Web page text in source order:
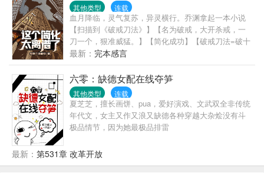
其他类型 连载
血月降临，灵气复苏，异灵横行。乔渊拿起一本小说
【扫描到《破戒刀法》】【名为破戒，大开杀戒，一
刀一个，狠准威猛。】【简化成功】【破戒刀法=破十
戒（佛门）】何为十戒？不杀生，不偷盗，不淫.邪，
不妄语，不饮酒，不涂饰香油，不听视歌舞，不坐高
广大床，不食非时食，不蓄金银财宝。破十戒……
嗯……违背这些戒律？……乔渊买了几根花炮，点燃
后对准了蚂蚁窝。嘭～一道道爆炸声传来。【破戒刀
法熟练度+1】【破戒刀法熟练度+1】【破戒刀法熟练
度+1】“……”“原来，这就是破戒刀法的修炼方式！”“我
想我会了！”
最新： 完本感言
六零：缺德女配在线夺笋
其他类型 连载
夏芝芝，擅长画饼、pua，爱好演戏、文武双全非传统
年代文，女主又作又浪又缺德各种穿越大杂烩没有斗
极品情节，因为她最极品排雷
最新： 第531章 改革开放